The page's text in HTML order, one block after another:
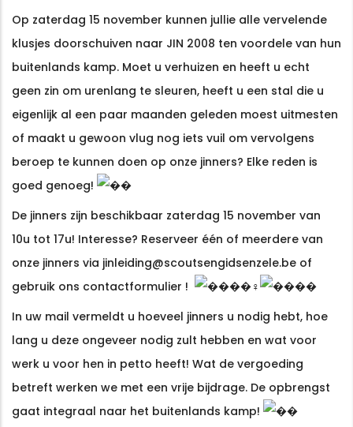
Op zaterdag 15 november kunnen jullie alle vervelende
klusjes doorschuiven naar JIN 2008 ten voordele van hun
buitenlands kamp. Moet u verhuizen en heeft u echt
geen zin om urenlang te sleuren, heeft u een stal die u
eigenlijk al een paar maanden geleden moest uitmesten
of maakt u gewoon vlug nog iets vuil om vervolgens
beroep te kunnen doen op onze jinners? Elke reden is
goed genoeg!
De jinners zijn beschikbaar zaterdag 15 november van
10u tot 17u! Interesse? Reserveer één of meerdere van
onze jinners via jinleiding@scoutsengidsenzele.be of
gebruik ons contactformulier !
När det kommer till högkvalitativ spelunderhållning online ärSlotV
förtroende hos spelare världen över. Plattformen erbjuder en
upplevelse med rättvist spel och snabba laddningstider på alla
In uw mail vermeldt u hoeveel jinners u nodig hebt, hoe
lang u deze ongeveer nodig zult hebben en wat voor
werk u voor hen in petto heeft! Wat de vergoeding
betreft werken we met een vrije bijdrage. De opbrengst
gaat integraal naar het buitenlands kamp!